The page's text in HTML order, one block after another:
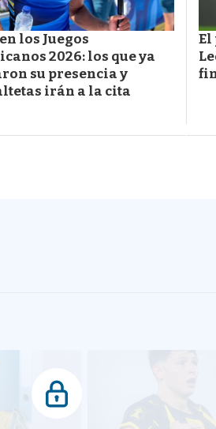
los Juegos
2026: los que ya
su presencia y
irán a la cita
El